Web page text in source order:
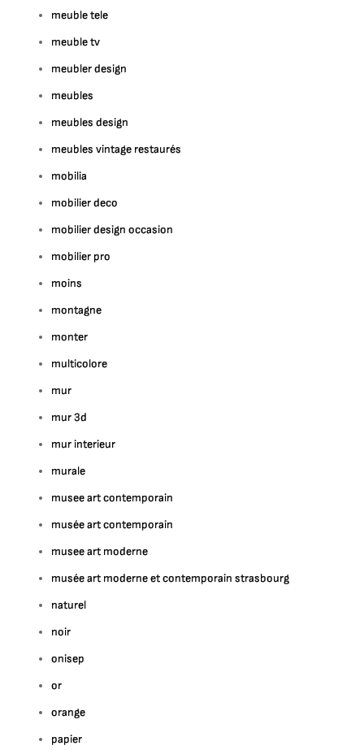
meuble tele
meuble tv
meubler design
meubles
meubles design
meubles vintage restaurés
mobilia
mobilier deco
mobilier design occasion
mobilier pro
moins
montagne
monter
multicolore
mur
mur 3d
mur interieur
murale
musee art contemporain
musée art contemporain
musee art moderne
musée art moderne et contemporain strasbourg
naturel
noir
onisep
or
orange
papier